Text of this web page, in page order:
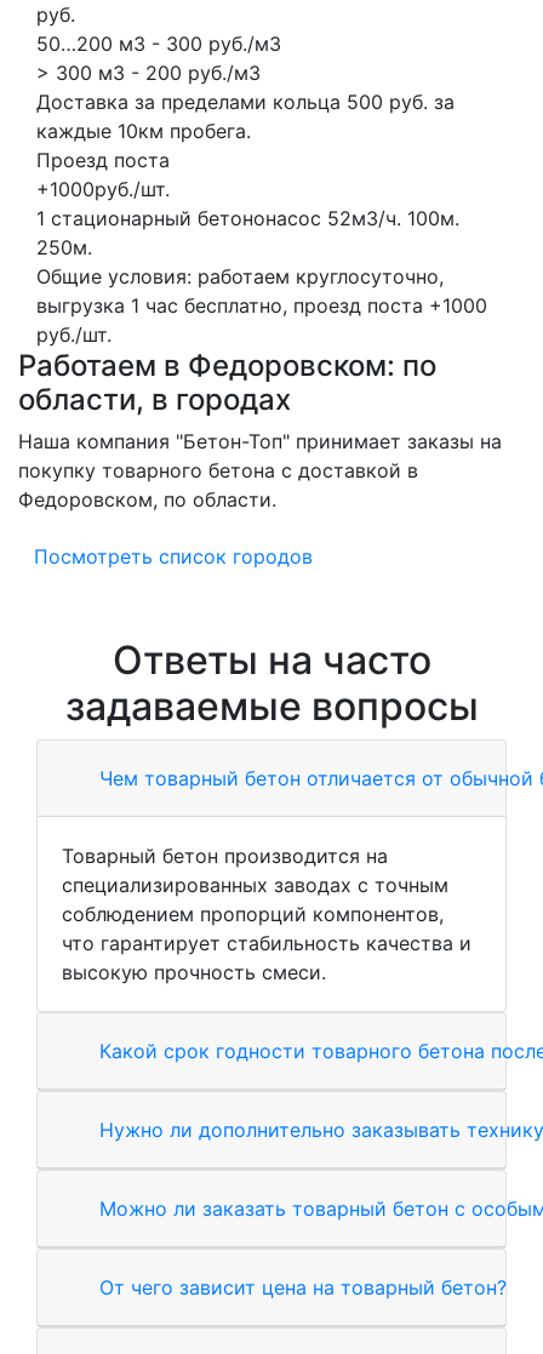
руб.
50…200 м3 - 300 руб./м3
> 300 м3 - 200 руб./м3
Доставка за пределами кольца 500 руб. за
каждые 10км пробега.
Проезд поста
+1000руб./шт.
1 стационарный бетононасос 52м3/ч. 100м.
250м.
Общие условия: работаем круглосуточно,
выгрузка 1 час бесплатно, проезд поста +1000
руб./шт.
Работаем в Федоровском: по
области, в городах
Наша компания "Бетон-Топ" принимает заказы на
покупку товарного бетона с доставкой в
Федоровском, по области.
Посмотреть список городов
Ответы на часто
задаваемые вопросы
Чем товарный бетон отличается от обычной
Товарный бетон производится на
специализированных заводах с точным
соблюдением пропорций компонентов,
что гарантирует стабильность качества и
высокую прочность смеси.
Какой срок годности товарного бетона
Нужно ли дополнительно заказывать
Можно ли заказать товарный бетон с
От чего зависит цена на товарный бетон?